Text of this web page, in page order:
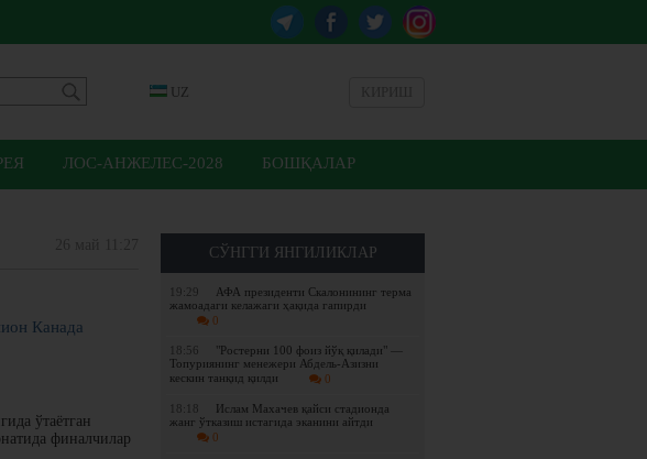
UZ
ЛОС-АНЖЕЛЕС-2028 БОШҚАЛАР
СЎНГГИ ЯНГИЛИКЛАР
19:29
АФА президенти Скалонининг терма
жамоадаги келажаги ҳақида гапирди
0
18:56
"Ростерни 100 фоиз йўқ қилади" —
Топуриянинг менежери Абдель-Азизни
кескин танқид қилди
0
18:18
Ислам Махачев қайси стадионда
жанг ўтказиш истагида эканини айтди
0
Канада
ўтаётган
финалчилар